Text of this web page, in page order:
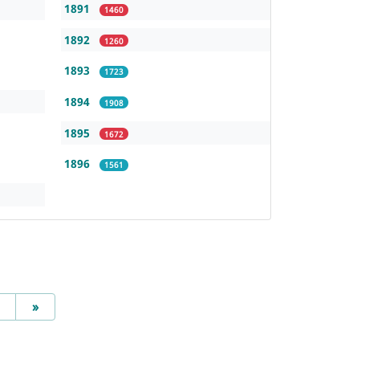
1891 1460
1892 1260
1893 1723
1894 1908
1895 1672
1896 1561
»Next